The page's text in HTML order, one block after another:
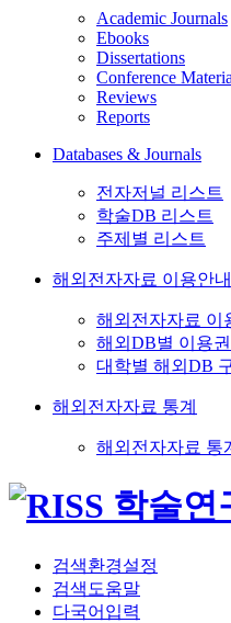
Academic Journals
Ebooks
Dissertations
Conference
Reviews
Reports
Databases & Journals
전자저널 리스트
학술DB 리스트
주제별 리스트
해외전자자료 이용안내
해외전자자료 이
해외DB별 이용
대학별 해외DB
해외전자자료 통계
해외전자자료 통
검색환경설정
검색도움말
다국어입력